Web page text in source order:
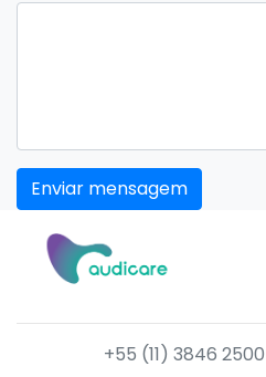
Enviar mensagem
+55 (11) 3846